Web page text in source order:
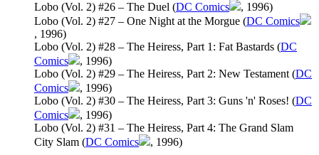
Lobo (Vol. 2) #26 – The Duel (DC Comics
, 1996)
Lobo (Vol. 2) #27 – One Night at the Morgue (DC Comics
, 1996)
Lobo (Vol. 2) #28 – The Heiress, Part 1: Fat Bastards (DC
Comics
, 1996)
Lobo (Vol. 2) #29 – The Heiress, Part 2: New Testament (DC
Comics
, 1996)
Lobo (Vol. 2) #30 – The Heiress, Part 3: Guns 'n' Roses! (DC
Comics
, 1996)
Lobo (Vol. 2) #31 – The Heiress, Part 4: The Grand Slam
City Slam (DC Comics , 1996)